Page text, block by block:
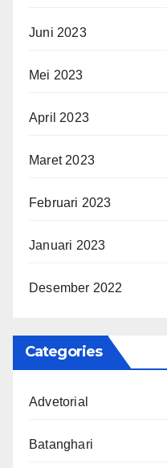
Juni 2023
Mei 2023
April 2023
Maret 2023
Februari 2023
Januari 2023
Desember 2022
Categories
Advetorial
Batanghari